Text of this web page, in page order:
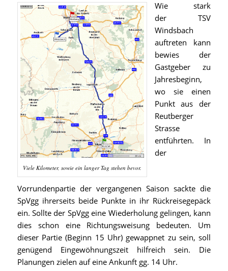
Viele Kilometer, sowie ein langer Tag stehen bevor.
Wie stark
der TSV
Windsbach
auftreten kann
bewies der
Gastgeber zu
Jahresbeginn,
wo sie einen
Punkt aus der
Reutberger
Strasse
entführten. In
der
Vorrundenpartie der vergangenen Saison sackte die
SpVgg ihrerseits beide Punkte in ihr Rückreisegepäck
ein. Sollte der SpVgg eine Wiederholung gelingen, kann
dies schon eine Richtungsweisung bedeuten. Um
dieser Partie (Beginn 15 Uhr) gewappnet zu sein, soll
genügend Eingewöhnungszeit hilfreich sein. Die
Planungen zielen auf eine Ankunft gg. 14 Uhr.